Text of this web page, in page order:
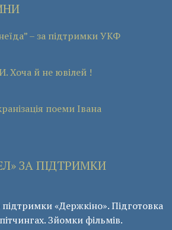
– за підтримки УКФ
Хоча й не ювілей !
поеми Івана
ЗА ПІДТРИМКИ
підтримки «Держкіно». Підготовка
Зйомки фільмів.